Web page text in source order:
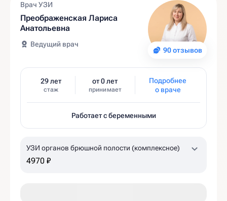
90 отзывов
Врач УЗИ
Преображенская Лариса
Анатольевна
Ведущий врач
29 лет
стаж
от 0 лет
принимает
Подробнее
о враче
Работает с беременными
УЗИ органов брюшной полости (комплексное)
4970 ₽